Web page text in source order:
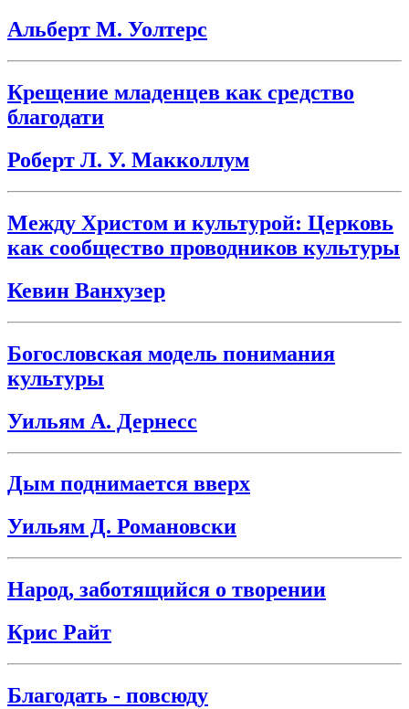
Альберт М. Уолтерс
Крещение младенцев как средство
благодати
Роберт Л. У. Макколлум
Между Христом и культурой: Церковь
как сообщество проводников культуры
Кевин Ванхузер
Богословская модель понимания
культуры
Уильям А. Дернесс
Дым поднимается вверх
Уильям Д. Романовски
Народ, заботящийся о творении
Крис Райт
Благодать - повсюду